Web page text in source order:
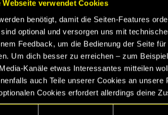
Webseite verwendet Cookies
benötigt, damit die Seiten-Features
optional und versorgen uns mit
Feedback, um die Bedienung der Seite
Um dich besser zu erreichen – zum
Kanäle etwas Interessantes mitteilen
auch Teile unserer Cookies an unsere
Cookies erfordert allerdings deine